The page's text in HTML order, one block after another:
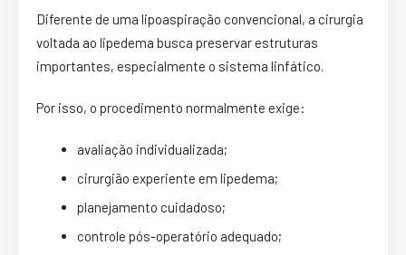
Diferente de uma lipoaspiração convencional, a cirurgia
voltada ao lipedema busca preservar estruturas
importantes, especialmente o sistema linfático.
Por isso, o procedimento normalmente exige:
avaliação individualizada;
cirurgião experiente em lipedema;
planejamento cuidadoso;
controle pós-operatório adequado;